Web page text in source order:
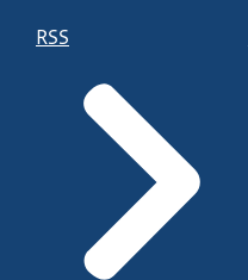
RSS